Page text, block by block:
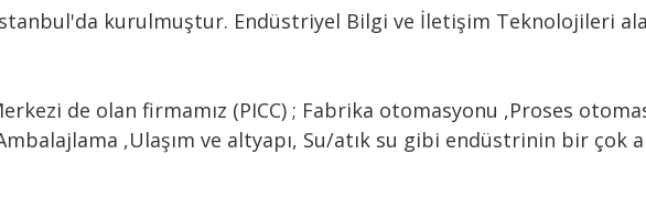
İstanbul'da kurulmuştur. Endüstriyel Bilgi ve İletişim Teknolojileri
de olan firmamız (PICC) ; Fabrika otomasyonu ,Proses
,Ulaşım ve altyapı, Su/atık su gibi endüstrinin bir çok